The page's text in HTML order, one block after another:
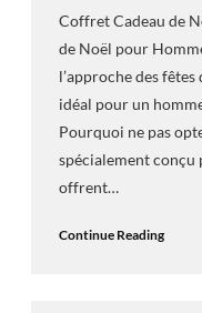
Coffret Cadeau de
de Noël pour
l’approche des
idéal pour un
Pourquoi ne pas
spécialement conçu
offrent…
Continue Reading